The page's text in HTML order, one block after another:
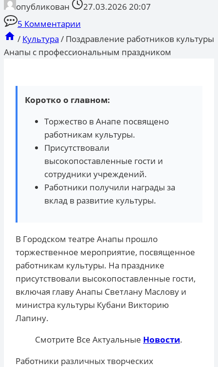
опубликован
27.03.2026 20:07
5 Комментарии
/ Культура / Поздравление работников культуры
Анапы с профессиональным праздником
Коротко о главном:
Торжество в Анапе посвящено
работникам культуры.
Присутствовали
высокопоставленные гости и
сотрудники учреждений.
Работники получили награды за
вклад в развитие культуры.
В Городском театре Анапы прошло
торжественное мероприятие, посвященное
работникам культуры. На празднике
присутствовали высокопоставленные гости,
включая главу Анапы Светлану Маслову и
министра культуры Кубани Викторию
Лапину.
Смотрите Все Актуальные Новости.
Работники различных творческих